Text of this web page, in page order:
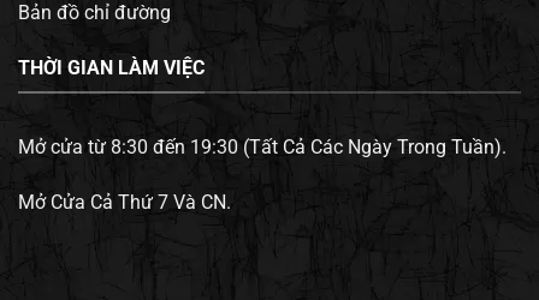
Bản đồ chỉ đường
THỜI GIAN LÀM VIỆC
Mở cửa từ 8:30 đến 19:30 (Tất Cả Các Ngày Trong Tuần).
Mở Cửa Cả Thứ 7 Và CN.